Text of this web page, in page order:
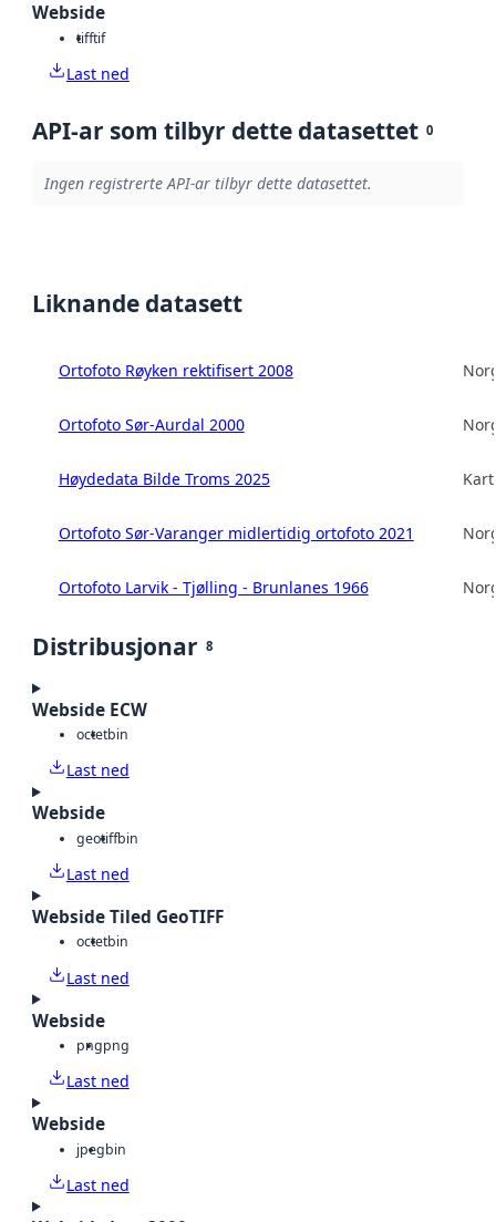
Webside
tifftif
Last ned
API-ar som tilbyr dette datasettet 0
Ingen registrerte API-ar tilbyr dette datasettet.
Liknande datasett
Ortofoto Røyken rektifisert 2008
Ortofoto Sør-Aurdal 2000
Høydedata Bilde Troms 2025
Ortofoto Sør-Varanger midlertidig ortofoto 2021
Ortofoto Larvik - Tjølling - Brunlanes 1966
Distribusjonar 8
Webside ECW
octetbin
Last ned
Webside
geotiffbin
Last ned
Webside Tiled GeoTIFF
octetbin
Last ned
Webside
pngpng
Last ned
Webside
jpegbin
Last ned